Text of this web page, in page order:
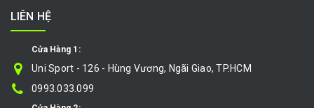
LIÊN HỆ
Cửa Hàng 1:
Uni Sport - 126 - Hùng Vương, Ngãi Giao, TP.HCM
0993.033.099